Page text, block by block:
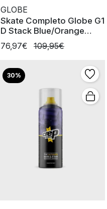
GLOBE
Skate Completo Globe G1
D Stack Blue/Orange
7.75'
76,97€ 109,95€
30%